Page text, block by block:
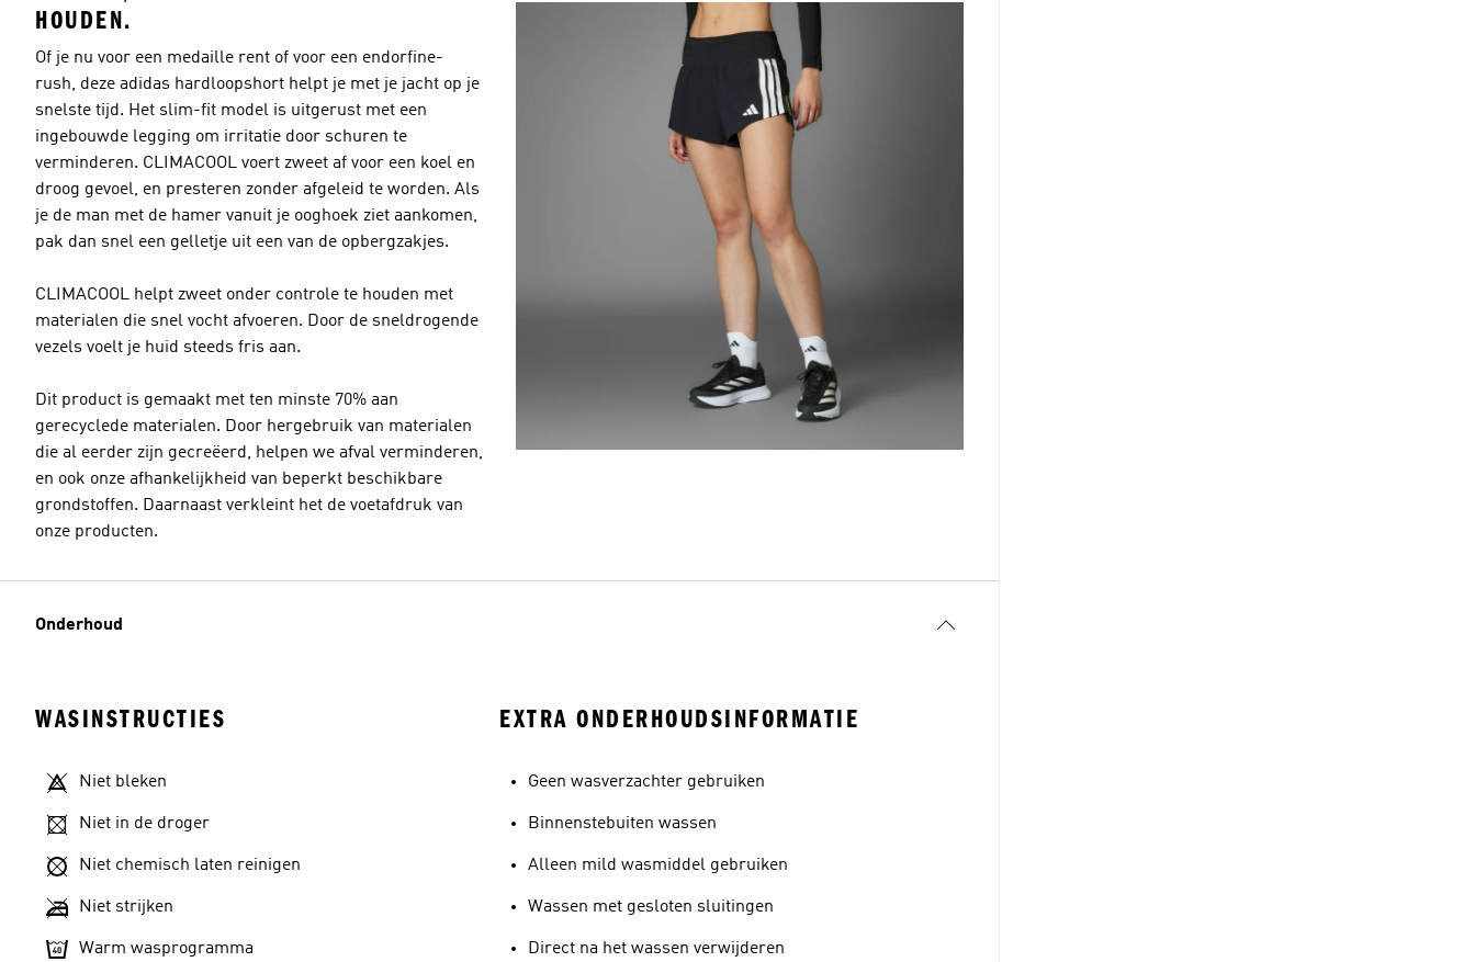
HOUDEN.
Of je nu voor een medaille rent of voor een endorfine-
rush, deze adidas hardloopshort helpt je met je jacht op je
snelste tijd. Het slim-fit model is uitgerust met een
ingebouwde legging om irritatie door schuren te
verminderen. CLIMACOOL voert zweet af voor een koel en
droog gevoel, en presteren zonder afgeleid te worden. Als
je de man met de hamer vanuit je ooghoek ziet aankomen,
pak dan snel een gelletje uit een van de opbergzakjes.
CLIMACOOL helpt zweet onder controle te houden met
materialen die snel vocht afvoeren. Door de sneldrogende
vezels voelt je huid steeds fris aan.
Dit product is gemaakt met ten minste 70% aan
gerecyclede materialen. Door hergebruik van materialen
die al eerder zijn gecreëerd, helpen we afval verminderen,
en ook onze afhankelijkheid van beperkt beschikbare
grondstoffen. Daarnaast verkleint het de voetafdruk van
onze producten.
Onderhoud
WASINSTRUCTIES
Niet bleken
Niet in de droger
Niet chemisch laten reinigen
Niet strijken
Warm wasprogramma
EXTRA ONDERHOUDSINFORMATIE
Geen wasverzachter gebruiken
Binnenstebuiten wassen
Alleen mild wasmiddel gebruiken
Wassen met gesloten sluitingen
Direct na het wassen verwijderen